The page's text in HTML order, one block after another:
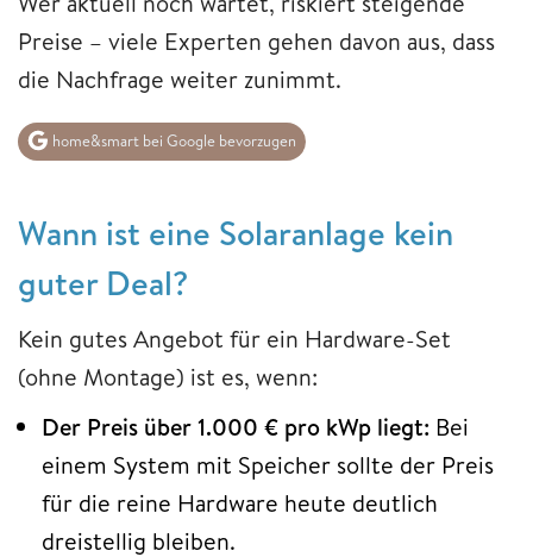
Preise – viele Experten gehen davon aus, dass
die Nachfrage weiter zunimmt.
home&smart bei Google bevorzugen
Wann ist eine Solaranlage kein
guter Deal?
Kein gutes Angebot für ein Hardware-Set
(ohne Montage) ist es, wenn:
Der Preis über 1.000 € pro kWp liegt: Bei
einem System mit Speicher sollte der Preis
für die reine Hardware heute deutlich
dreistellig bleiben.